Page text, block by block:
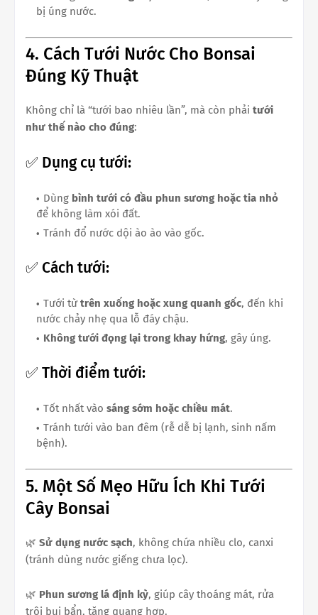
bị úng nước.
4. Cách Tưới Nước Cho Bonsai
Đúng Kỹ Thuật
Không chỉ là “tưới bao nhiêu lần”, mà còn phải tưới
như thế nào cho đúng:
✅ Dụng cụ tưới:
Dùng bình tưới có đầu phun sương hoặc tia nhỏ
để không làm xói đất.
Tránh đổ nước dội ào ào vào gốc.
✅ Cách tưới:
Tưới từ trên xuống hoặc xung quanh gốc, đến khi
nước chảy nhẹ qua lỗ đáy chậu.
Không tưới đọng lại trong khay hứng, gây úng.
✅ Thời điểm tưới:
Tốt nhất vào sáng sớm hoặc chiều mát.
Tránh tưới vào ban đêm (rễ dễ bị lạnh, sinh nấm
bệnh).
5. Một Số Mẹo Hữu Ích Khi Tưới
Cây Bonsai
🌿 Sử dụng nước sạch, không chứa nhiều clo, canxi
(tránh dùng nước giếng chưa lọc).
🌿 Phun sương lá định kỳ, giúp cây thoáng mát, rửa
trôi bụi bẩn, tăng quang hợp.